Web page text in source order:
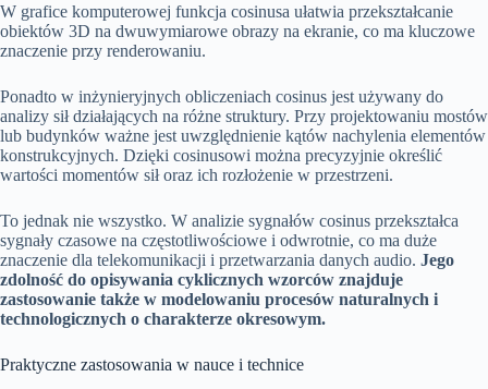
W grafice komputerowej funkcja cosinusa ułatwia przekształcanie
obiektów 3D na dwuwymiarowe obrazy na ekranie, co ma kluczowe
znaczenie przy renderowaniu.
Ponadto w inżynieryjnych obliczeniach cosinus jest używany do
analizy sił działających na różne struktury. Przy projektowaniu mostów
lub budynków ważne jest uwzględnienie kątów nachylenia elementów
konstrukcyjnych. Dzięki cosinusowi można precyzyjnie określić
wartości momentów sił oraz ich rozłożenie w przestrzeni.
To jednak nie wszystko. W analizie sygnałów cosinus przekształca
sygnały czasowe na częstotliwościowe i odwrotnie, co ma duże
znaczenie dla telekomunikacji i przetwarzania danych audio. Jego
zdolność do opisywania cyklicznych wzorców znajduje
zastosowanie także w modelowaniu procesów naturalnych i
technologicznych o charakterze okresowym.
Praktyczne zastosowania w nauce i technice